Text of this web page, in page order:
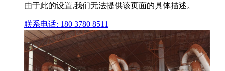
由于此的设置,我们无法提供该页面的具体描述。
联系电话: 180 3780 8511